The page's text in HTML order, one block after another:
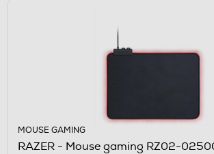
MOUSE GAMING
RAZER - Mouse gaming RZ02-